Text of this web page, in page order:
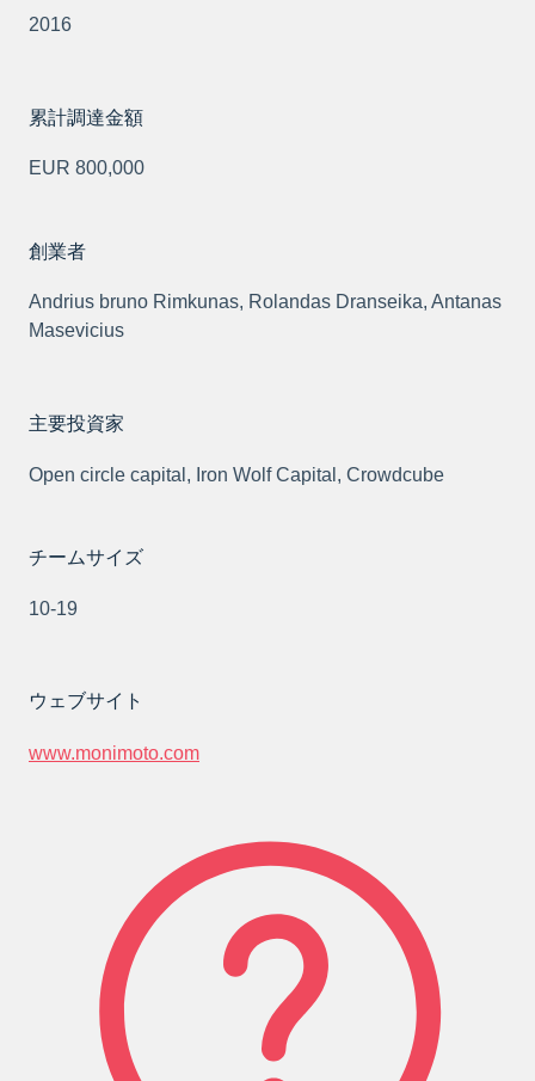
2016
累計調達金額
EUR 800,000
創業者
Andrius bruno Rimkunas, Rolandas Dranseika, Antanas
Masevicius
主要投資家
Open circle capital, Iron Wolf Capital, Crowdcube
チームサイズ
10-19
ウェブサイト
www.monimoto.com